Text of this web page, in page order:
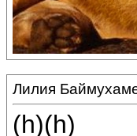
Лилия
(h)(h)